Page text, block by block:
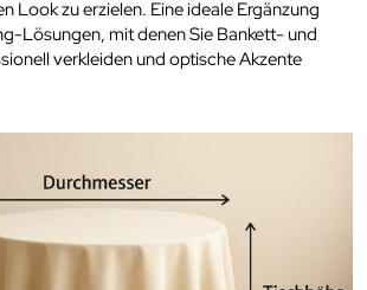
Look zu erzielen. Eine ideale Ergänzung
Lösungen, mit denen Sie Bankett- und
verkleiden und optische Akzente